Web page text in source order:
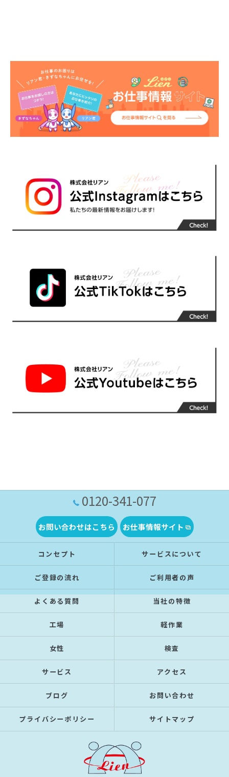
0120-341-077
お問い合わせはこちら お仕事情報サイト
コンセプト サービスについて
ご登録の流れ ご利用者の声
よくある質問 当社の特徴
工場 軽作業
女性 検査
サービス アクセス
ブログ お問い合わせ
プライバシーポリシー サイトマップ